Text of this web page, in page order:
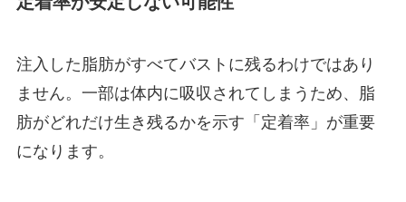
注入した脂肪がすべてバストに残るわけではあり
ません。一部は体内に吸収されてしまうため、脂
肪がどれだけ生き残るかを示す「定着率」が重要
になります。